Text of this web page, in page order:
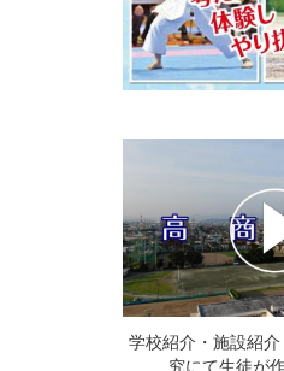
学校紹介・施設紹
究にて生徒が